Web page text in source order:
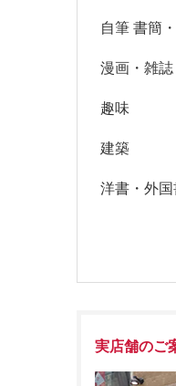
自筆 書簡
漫画・雑誌
趣味
建築
洋書・外国
実店舗のご